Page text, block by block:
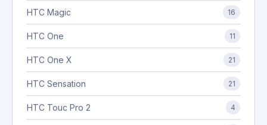
HTC Magic 16
HTC One 11
HTC One X 21
HTC Sensation 21
HTC Touc Pro 2 4